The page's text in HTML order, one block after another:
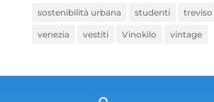
sostenibilità urbana studenti treviso
venezia vestiti Vinokilo vintage